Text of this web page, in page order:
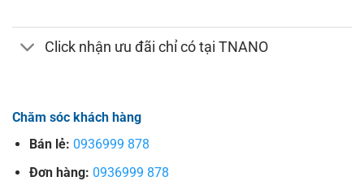
Click nhận ưu đãi chỉ có tại TNANO
Chăm sóc khách hàng
Bán lẻ: 0936999 878
Đơn hàng: 0936999 878